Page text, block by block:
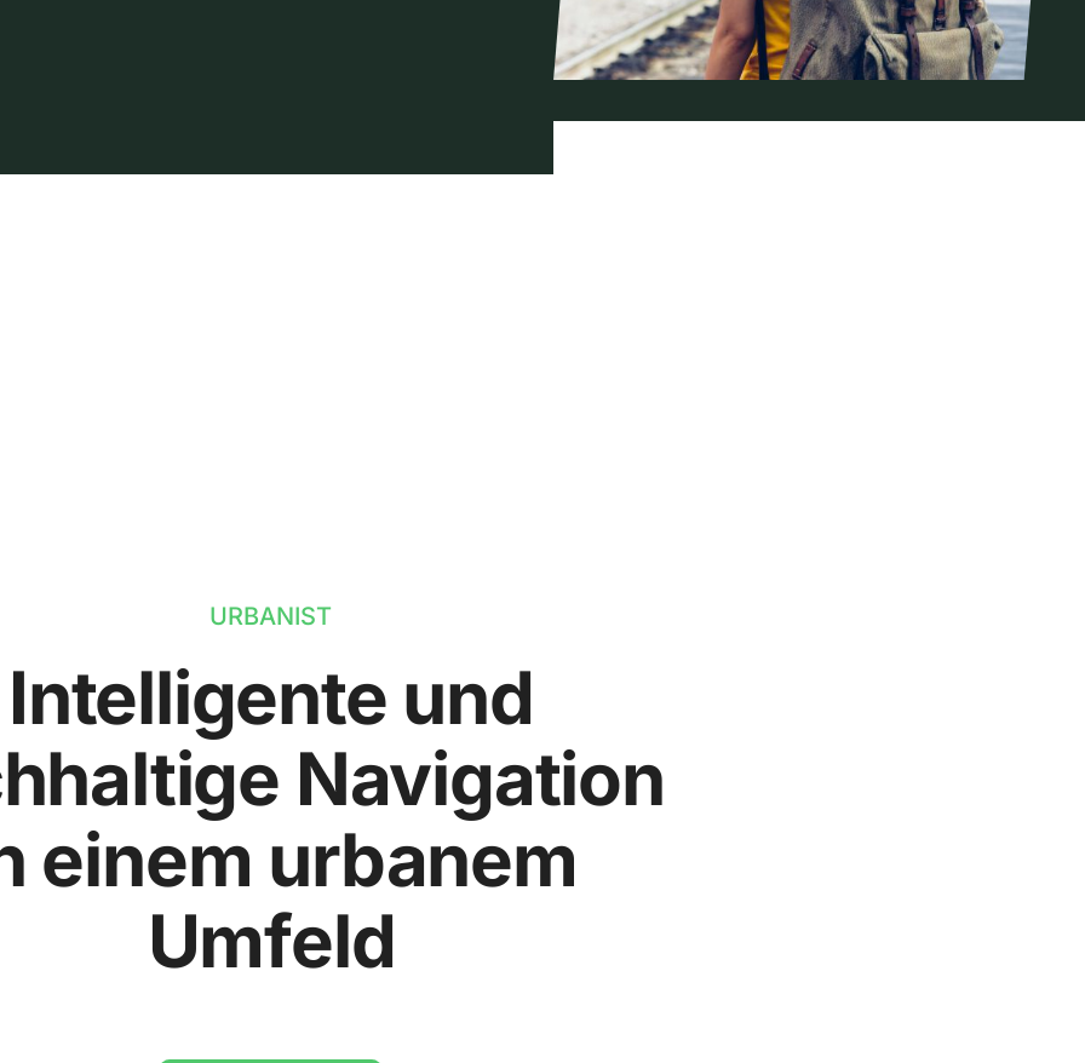
URBANIST
Intelligente und
Navigation
einem urbanem
Umfeld